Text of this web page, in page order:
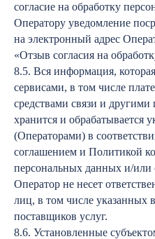
согласие на обработку
Оператору уведомление
на электронный адрес
«Отзыв согласия на
8.5. Вся информация,
сервисами, в том числе
средствами связи и другими
хранится и обрабатывается
(Операторами) в
соглашением и Политикой
персональных данных и/
Оператор не несет
лиц, в том числе указанных
поставщиков услуг.
8.6. Установленные